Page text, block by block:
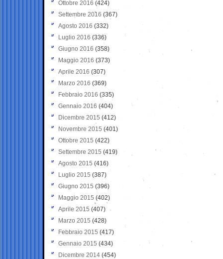
Ottobre 2016 (424)
Settembre 2016 (367)
Agosto 2016 (332)
Luglio 2016 (336)
Giugno 2016 (358)
Maggio 2016 (373)
Aprile 2016 (307)
Marzo 2016 (369)
Febbraio 2016 (335)
Gennaio 2016 (404)
Dicembre 2015 (412)
Novembre 2015 (401)
Ottobre 2015 (422)
Settembre 2015 (419)
Agosto 2015 (416)
Luglio 2015 (387)
Giugno 2015 (396)
Maggio 2015 (402)
Aprile 2015 (407)
Marzo 2015 (428)
Febbraio 2015 (417)
Gennaio 2015 (434)
Dicembre 2014 (454)